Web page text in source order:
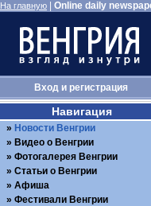
На главную Online daily
Входи регистрация
Навигация
Новости Венгрии
Видео о Венгрии
Фотогалерея Венгрии
Статьи о Венгрии
Афиша
Фестивали Венгрии